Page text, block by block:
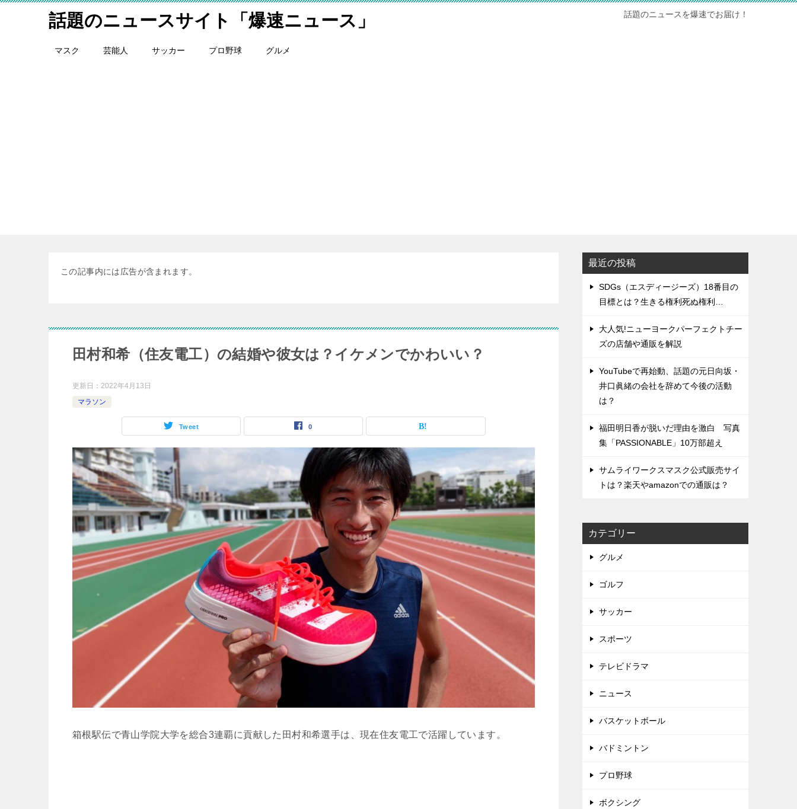
話題のニュースサイト「爆速ニュース」 話題のニュースを爆速でお届け！
マスク 芸能人 サッカー プロ野球 グルメ
この記事内には広告が含まれます。
田村和希（住友電工）の結婚や彼女は？イケメンでかわいい？
更新日： 2022年4月13日
マラソン
Tweet 0
箱根駅伝で青山学院大学を総合3連覇に貢献した田村和希選手は、現在住友電工で活躍しています。
最近の投稿
SDGs（エスディージーズ）18番目の
目標とは？生きる権利死ぬ権利…
大人気!ニューヨークパーフェクトチー
ズの店舗や通販を解説
YouTubeで再始動、話題の元日向坂・
井口眞緒の会社を辞めて今後の活動
は？
福田明日香が脱いだ理由を激白 写真
集「PASSIONABLE」10万部超え
サムライワークスマスク公式販売サイ
トは？楽天やamazonでの通販は？
カテゴリー
グルメ
ゴルフ
サッカー
スポーツ
テレビドラマ
ニュース
バスケットボール
バドミントン
プロ野球
ボクシング